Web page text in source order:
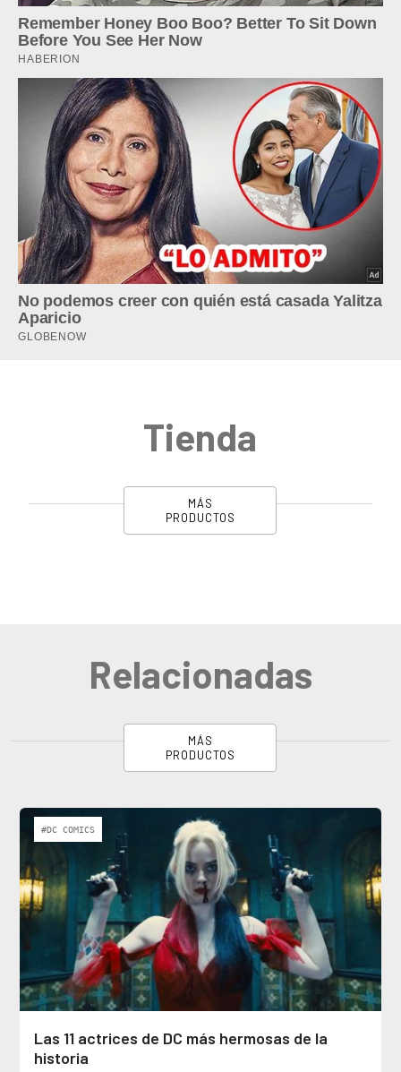
Tienda
MÁS
PRODUCTOS
Relacionadas
MÁS
PRODUCTOS
#DC COMICS
Las 11 actrices de DC más hermosas de la
historia